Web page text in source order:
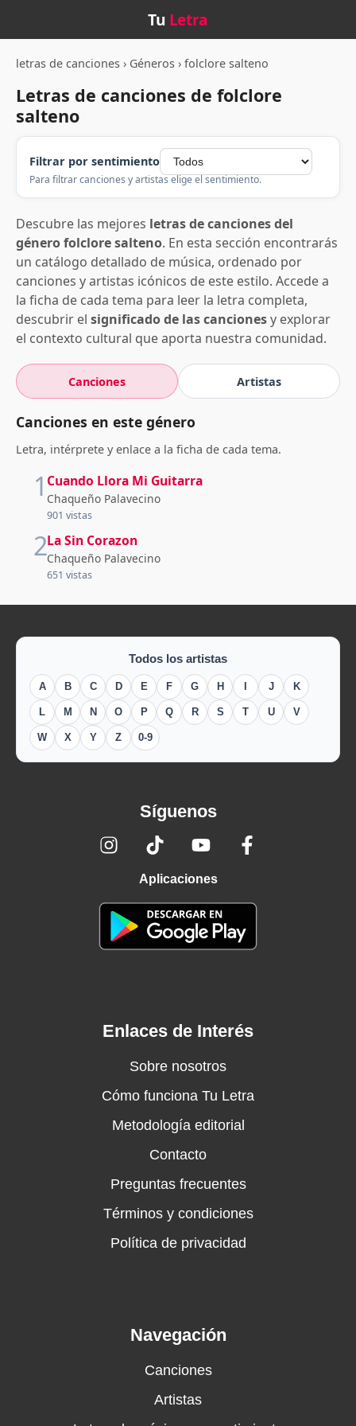
Tu Letra
letras de canciones › Géneros › folclore salteno
Letras de canciones de folclore
salteno
Filtrar por sentimiento
Para filtrar canciones y artistas elige el sentimiento.
Descubre las mejores letras de canciones del
género folclore salteno. En esta sección encontrarás
un catálogo detallado de música, ordenado por
canciones y artistas icónicos de este estilo. Accede a
la ficha de cada tema para leer la letra completa,
descubrir el significado de las cancionesy explorar
el contexto cultural que aporta nuestra comunidad.
Canciones Artistas
Canciones en este género
Letra, intérprete y enlace a la ficha de cada tema.
1 Cuando Llora Mi Guitarra
Chaqueño Palavecino
901 vistas
2La Sin Corazon
Chaqueño Palavecino
651 vistas
Todos los artistas
A B C D E F G H J K
L M N O P Q R S T U V
W X Y Z 0-9
Síguenos
Aplicaciones
Enlaces de Interés
Sobre nosotros
Cómo funciona Tu Letra
Metodología editorial
Contacto
Preguntas frecuentes
Términos y condiciones
Política de privacidad
Navegación
Canciones
Artistas